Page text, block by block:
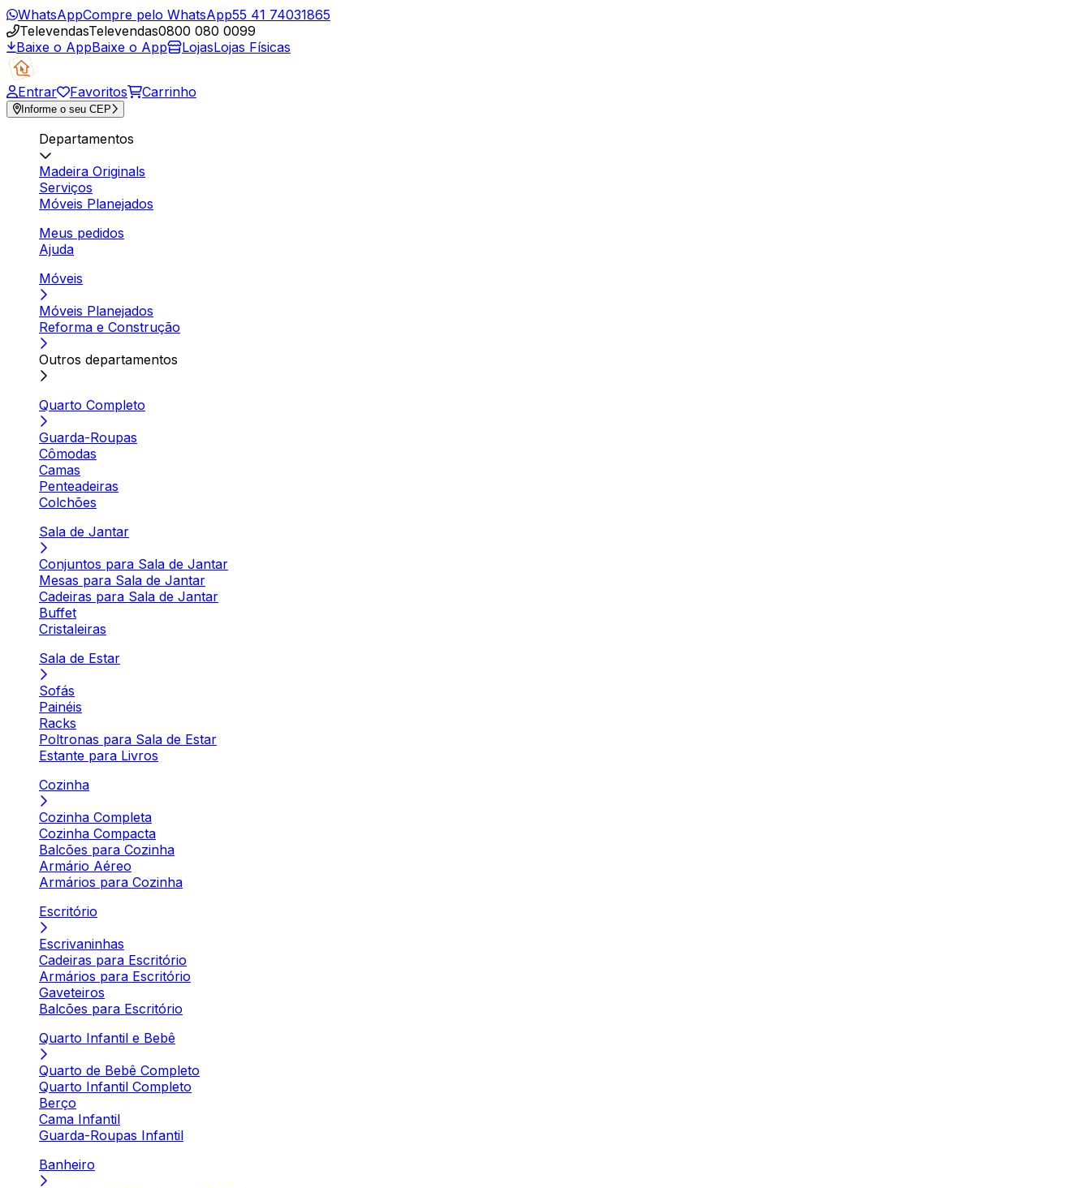
WhatsAppCompre pelo WhatsApp55 41 74031865
TelevendasTelevendas0800 080 0099
Baixe o AppBaixe o App LojasLojas Físicas
Entrar Favoritos Carrinho
Informe o seu CEP
Departamentos
Madeira Originals
Serviços
Móveis Planejados
Meus pedidos
Ajuda
Móveis
Móveis Planejados
Reforma e Construção
Outros departamentos
Quarto Completo
Guarda-Roupas
Cômodas
Camas
Penteadeiras
Colchões
Sala de Jantar
Conjuntos para Sala de Jantar
Mesas para Sala de Jantar
Cadeiras para Sala de Jantar
Buffet
Cristaleiras
Sala de Estar
Sofás
Painéis
Racks
Poltronas para Sala de Estar
Estante para Livros
Cozinha
Cozinha Completa
Cozinha Compacta
Balcões para Cozinha
Armário Aéreo
Armários para Cozinha
Escritório
Escrivaninhas
Cadeiras para Escritório
Armários para Escritório
Gaveteiros
Balcões para Escritório
Quarto Infantil e Bebê
Quarto de Bebê Completo
Quarto Infantil Completo
Berço
Cama Infantil
Guarda-Roupas Infantil
Banheiro